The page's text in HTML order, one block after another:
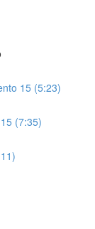
15 (5:23)
(7:35)